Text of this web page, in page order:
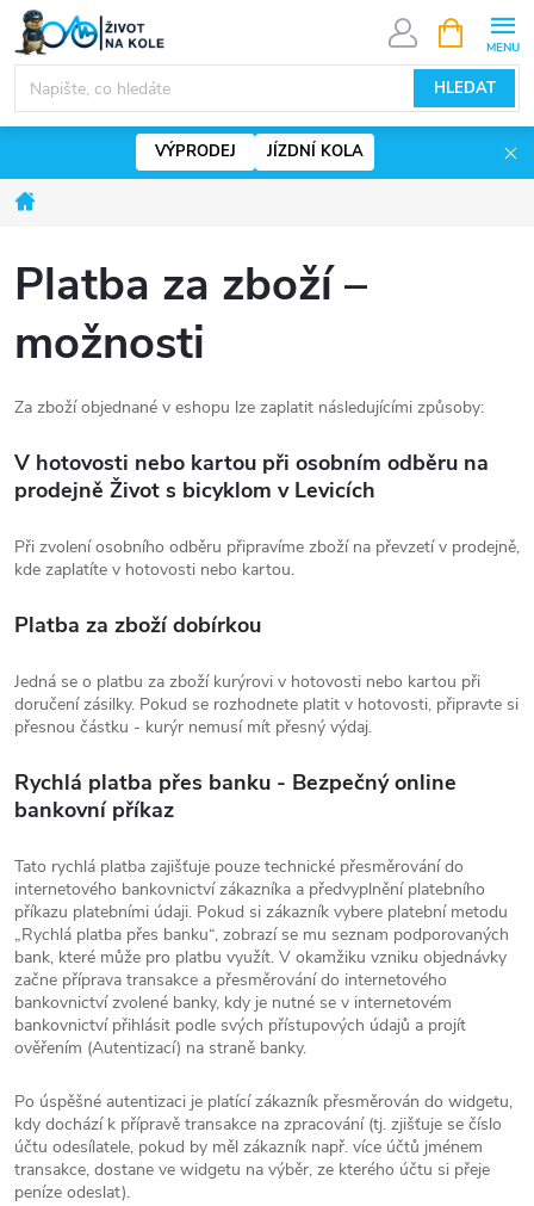
Přejít
obsah
HLEDAT
NÁKUPNÍ
KOŠÍK
VÝPRODEJ JÍZDNÍ KOLA
Platba za zboží –
možnosti
Za zboží objednané v eshopu lze zaplatit následujícími způsoby:
V hotovosti nebo kartou při osobním odběru na
prodejně Život s bicyklom v Levicích
Při zvolení osobního odběru připravíme zboží na převzetí v prodejně,
kde zaplatíte v hotovosti nebo kartou.
Platba za zboží dobírkou
Jedná se o platbu za zboží kurýrovi v hotovosti nebo kartou při
doručení zásilky. Pokud se rozhodnete platit v hotovosti, připravte si
přesnou částku - kurýr nemusí mít přesný výdaj.
Rychlá platba přes banku - Bezpečný online
bankovní příkaz
Tato rychlá platba zajišťuje pouze technické přesměrování do
internetového bankovnictví zákazníka a předvyplnění platebního
příkazu platebními údaji. Pokud si zákazník vybere platební metodu
„Rychlá platba přes banku“, zobrazí se mu seznam podporovaných
bank, které může pro platbu využít. V okamžiku vzniku objednávky
začne příprava transakce a přesměrování do internetového
bankovnictví zvolené banky, kdy je nutné se v internetovém
bankovnictví přihlásit podle svých přístupových údajů a projít
ověřením (Autentizací) na straně banky.
Po úspěšné autentizaci je platící zákazník přesměrován do widgetu,
kdy dochází k přípravě transakce na zpracování (tj. zjišťuje se číslo
účtu odesílatele, pokud by měl zákazník např. více účtů jménem
transakce, dostane ve widgetu na výběr, ze kterého účtu si přeje
peníze odeslat).
www.zivotnakole.eu - Chat